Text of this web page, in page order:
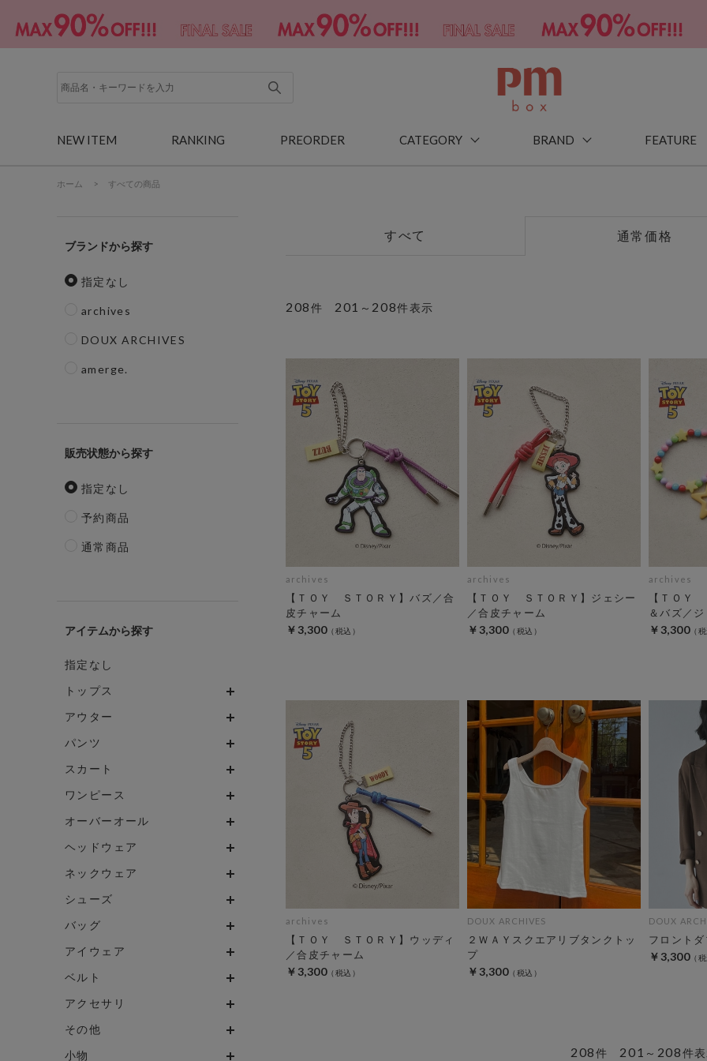
NEW ITEM RANKING PREORDER CATEGORY BRAND FEATURE
ホーム > すべての商品
ブランド
指定なし
archives
DOUX ARCHIVES
amerge.
販売状態
指定なし
予約商品
通常商品
アイテム
指定なし
トップス
アウター
パンツ
スカート
ワンピース
オーバーオール
ヘッドウェア
ネックウェア
シューズ
バッグ
アイウェア
ベルト
アクセサリ
その他
小物
すべて 通常価格
208件 201 ～ 208件表示
archives
【ＴＯＹ ＳＴＯＲＹ】バズ／合
皮チャーム
￥3,300
archives
【ＴＯＹ ＳＴＯＲＹ】ジェシー
／合皮チャーム
￥3,300
archives
【ＴＯＹ
＆バズ／
￥3,300
archives
【ＴＯＹ ＳＴＯＲＹ】ウッディ
／合皮チャーム
￥3,300
DOUX ARCHIVES
２ＷＡＹスクエアリブタンクトッ
プ
￥3,300
DOUX
フロント
￥3,300
208件 201 ～ 208件